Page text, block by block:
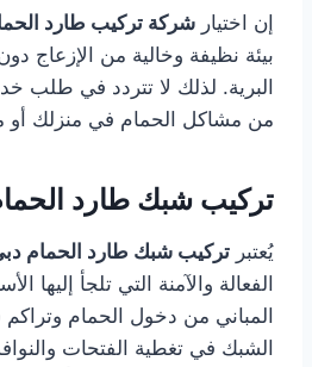
إن اختيار شركة تركيب طارد
بيئة نظيفة وخالية من الإزعاج
البرية. لذلك لا تتردد في طلب
من مشاكل الحمام في منزلك أو
تركيب شبك طارد
يُعتبر تركيب شبك طارد الحمام
الفعالة والآمنة التي تلجأ إليها
المباني من دخول الحمام
الشبك في تغطية الفتحات